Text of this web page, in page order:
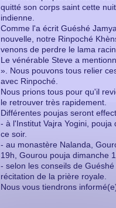
quitté son corps saint cette
indienne.
Comme l'a écrit Guéshé
nouvelle, notre Rinpoché
venons de perdre le lama
Le vénérable Steve a
». Nous pouvons tous relier
avec Rinpoché.
Nous prions tous pour qu'il
le retrouver très rapidement.
Différentes poujas seront
- à l'Institut Vajra Yogini,
ce soir.
- au monastère Nalanda,
19h, Gourou pouja dimanche
- selon les conseils de
récitation de la prière royale.
Nous vous tiendrons